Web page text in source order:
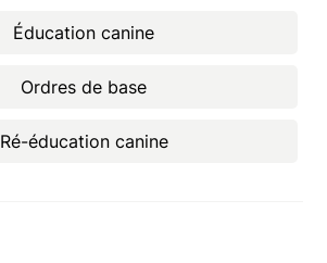
Éducation canine
Ordres de base
Ré-éducation canine